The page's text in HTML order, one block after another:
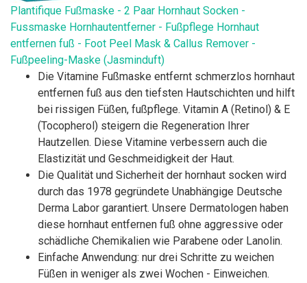
Plantifique Fußmaske - 2 Paar Hornhaut Socken -
Fussmaske Hornhautentferner - Fußpflege Hornhaut
entfernen fuß - Foot Peel Mask & Callus Remover -
Fußpeeling-Maske (Jasminduft)
Die Vitamine Fußmaske entfernt schmerzlos hornhaut
entfernen fuß aus den tiefsten Hautschichten und hilft
bei rissigen Füßen, fußpflege. Vitamin A (Retinol) & E
(Tocopherol) steigern die Regeneration Ihrer
Hautzellen. Diese Vitamine verbessern auch die
Elastizität und Geschmeidigkeit der Haut.
Die Qualität und Sicherheit der hornhaut socken wird
durch das 1978 gegründete Unabhängige Deutsche
Derma Labor garantiert. Unsere Dermatologen haben
diese hornhaut entfernen fuß ohne aggressive oder
schädliche Chemikalien wie Parabene oder Lanolin.
Einfache Anwendung: nur drei Schritte zu weichen
Füßen in weniger als zwei Wochen - Einweichen.